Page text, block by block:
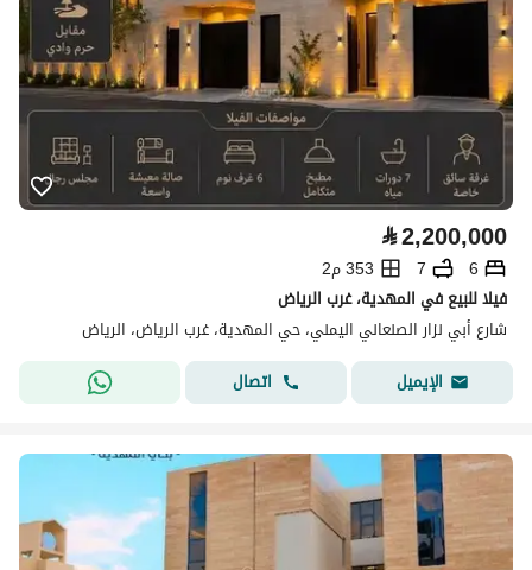
⃁2,200,000
6
7
353 م2
فيلا للبيع في المهدية، غرب الرياض
شارع أبي نزار الصنعاني اليمني، حي المهدية، غرب الرياض، الرياض
الإيميل
اتصال